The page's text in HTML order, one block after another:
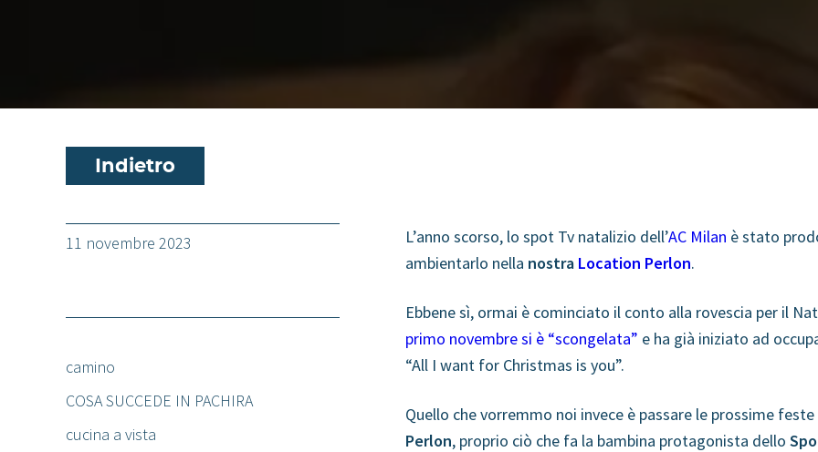
Indietro
11 novembre 2023
camino
COSA SUCCEDE IN PACHIRA
cucina a vista
L’anno scorso, lo spot Tv natalizio dell’AC Milan è stato
ambientarlo nella nostra Location Perlon.
Ebbene sì, ormai è cominciato il conto alla rovescia per il
primo novembre si è “scongelata” e ha già iniziato ad
“All I want for Christmas is you”.
Quello che vorremmo noi invece è passare le prossime
Perlon, proprio ciò che fa la bambina protagonista dello